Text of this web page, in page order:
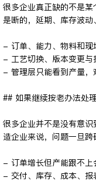
很多企业真正缺的不是
是断的，延期、库存波动
- 订单、能力、物料和现
- 工艺切换、版本变更与
- 管理层只能看到产量，
## 如果继续按老办法处
很多企业并不是没有意
造企业来说，问题一旦
- 订单增长但产能跟不上
- 交付、库存、成本、报